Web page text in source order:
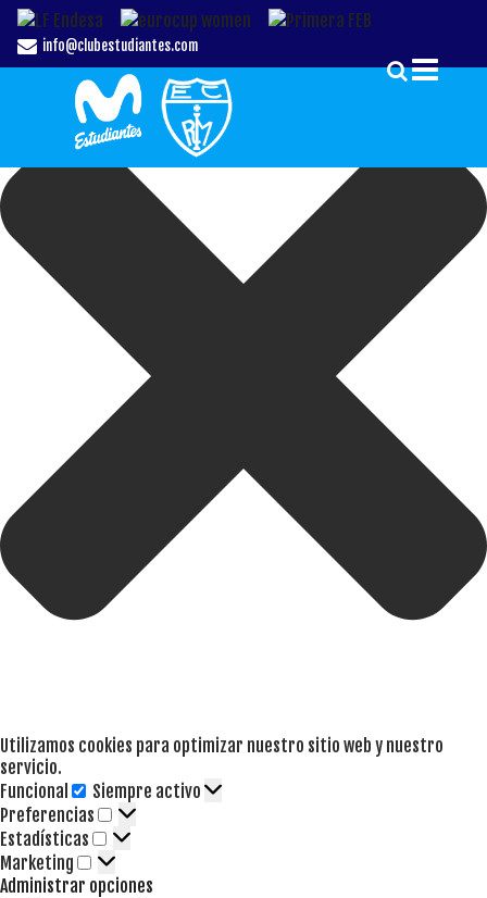
Gestionar el Consentimiento de las Cookies
Utilizamos cookies para optimizar nuestro sitio web y nuestro
servicio.
Funcional
Funcional
Siempre activo
Preferencias
Preferencias
Estadísticas Estadísticas
Marketing Marketing
Administrar opciones
info@clubestudiantes.com